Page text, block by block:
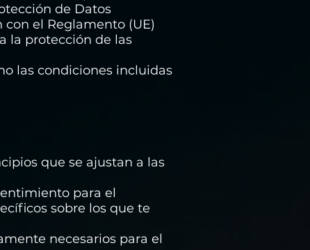
de Datos
el Reglamento (UE)
la protección de las
las condiciones incluidas
que se ajustan a las
para el
sobre los que te
necesarios para el